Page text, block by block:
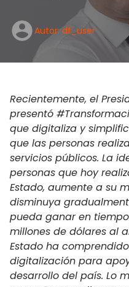
Autor: df_user
Recientemente, el
presentó
que digitaliza y
que las personas
servicios públicos. La
personas que hoy
Estado, aumente a su
disminuya
pueda ganar en
millones de dólares al
Estado ha
digitalización para
desarrollo del país. Lo